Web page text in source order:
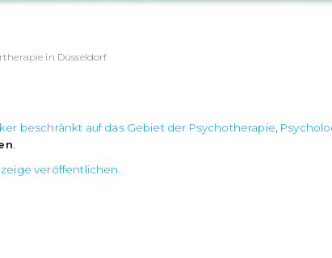
in Düsseldorf
beschränkt auf das Gebiet der Psychotherapie,
.
veröffentlichen.